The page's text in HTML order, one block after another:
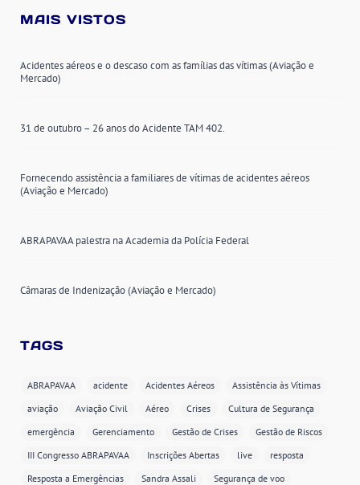
MAIS VISTOS
Acidentes aéreos e o descaso com as famílias das vítimas (Aviação e
Mercado)
31 de outubro – 26 anos do Acidente TAM 402.
Fornecendo assistência a familiares de vítimas de acidentes aéreos
(Aviação e Mercado)
ABRAPAVAA palestra na Academia da Polícia Federal
Câmaras de Indenização (Aviação e Mercado)
TAGS
ABRAPAVAA acidente Acidentes Aéreos
Assistência às Vítimas
aviação
Aviação Civil Aéreo Crises
Cultura de Segurança
emergência
Gerenciamento Gestão de Crises
Gestão de Riscos
III Congresso ABRAPAVAA
Inscrições Abertas live
resposta
Resposta a Emergências
Sandra Assali Segurança de voo